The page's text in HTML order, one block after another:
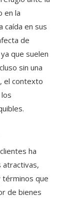
en la
caída en sus
de
que suelen
sin una
el contexto
ha
atractivas,
términos que
de bienes